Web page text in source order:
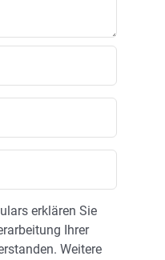
erklären Sie
Ihrer
Weitere